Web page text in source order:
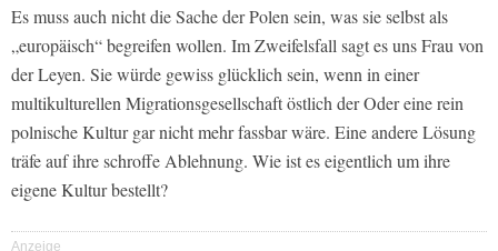
Es muss auch nicht die Sache der Polen sein, was sie selbst als
„europäisch“ begreifen wollen. Im Zweifelsfall sagt es uns Frau von
der Leyen. Sie würde gewiss glücklich sein, wenn in einer
multikulturellen Migrationsgesellschaft östlich der Oder eine rein
polnische Kultur gar nicht mehr fassbar wäre. Eine andere Lösung
träfe auf ihre schroffe Ablehnung. Wie ist es eigentlich um ihre
eigene Kultur bestellt?
Anzeige